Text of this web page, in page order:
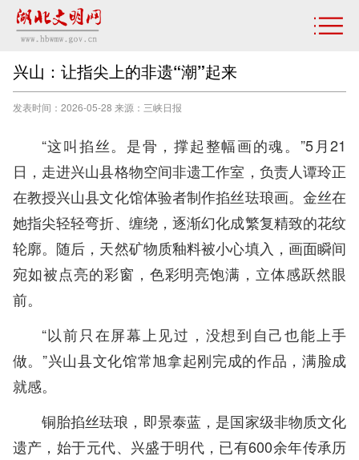
兴山：让指尖上的非遗“潮”起来
发表时间：2026-05-28 来源：三峡日报
“这叫掐丝。是骨，撑起整幅画的魂。”5月21
日，走进兴山县格物空间非遗工作室，负责人谭玲正
在教授兴山县文化馆体验者制作掐丝珐琅画。金丝在
她指尖轻轻弯折、缠绕，逐渐幻化成繁复精致的花纹
轮廓。随后，天然矿物质釉料被小心填入，画面瞬间
宛如被点亮的彩窗，色彩明亮饱满，立体感跃然眼
前。
“以前只在屏幕上见过，没想到自己也能上手
做。”兴山县文化馆常旭拿起刚完成的作品，满脸成
就感。
铜胎掐丝珐琅，即景泰蓝，是国家级非物质文化
遗产，始于元代、兴盛于明代，已有600余年传承历